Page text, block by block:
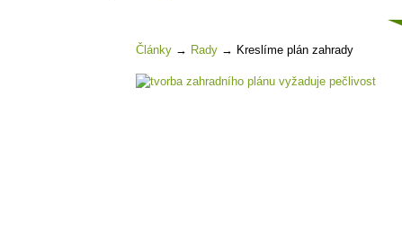
Články → Rady → Kreslíme plán zahrady